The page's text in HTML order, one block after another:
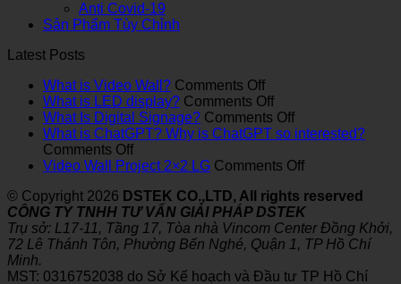
Anti Covid-19
Sản Phẩm Tùy Chỉnh
Latest Posts
What is Video Wall? Comments Offon
What
is
Video
What is LED display? Comments Offon
What
is
display?
What Is Digital Signage? Comments Offon
What
Digital
What is ChatGPT? Why is ChatGPT so interested?
Comments Offon
What
ChatGPT?
Why
is
ChatGPT
interested?
Video Wall Project 2×2 LG Comments Offon
Wall
Project
2×2
LG
© Copyright 2026 DSTEK CO.,LTD, All rights reserved
CÔNG TY TNHH TƯ VẤN GIẢI PHÁP DSTEK
Trụ sở: L17-11, Tầng 17, Tòa nhà Vincom Center Đồng Khởi,
72 Lê Thánh Tôn, Phường Bến Nghé, Quận 1, TP Hồ Chí
Minh.
MST: 0316752038 do Sở Kế hoạch và Đầu tư TP Hồ Chí